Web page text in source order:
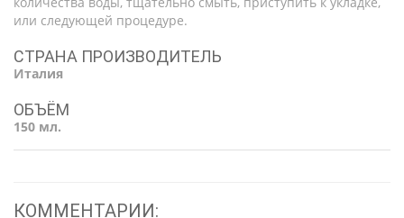
или следующей процедуре.
СТРАНА ПРОИЗВОДИТЕЛЬ
Италия
ОБЪЁМ
150 мл.
КОММЕНТАРИИ: